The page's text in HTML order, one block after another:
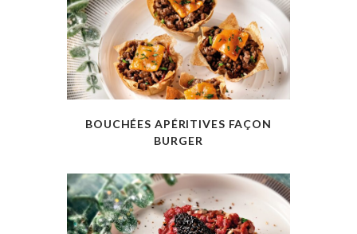
BOUCHÉES APÉRITIVES FAÇON
BURGER